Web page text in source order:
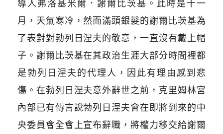
導人弗洛基米爾．謝爾比茨基。此時是十一
月，天氣寒冷，然而滿頭銀髮的謝爾比茨基為
了表對對勃列日涅夫的敬意，一直沒有戴上帽
子。謝爾比茨基在其政治生涯大部分時間裡都
是勃列日涅夫的代理人，因此有理由感到悲
傷。在勃列日涅夫意外辭世之前，克里姆林宮
內部已有傳言說勃列日涅夫會在即將到來的中
央委員會全會上宣布辭職，將權力移交給謝爾